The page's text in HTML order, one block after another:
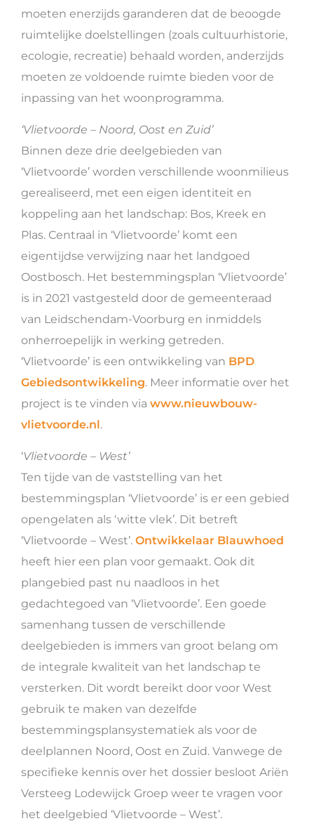
moeten enerzijds garanderen dat de beoogde
ruimtelijke doelstellingen (zoals cultuurhistorie,
ecologie, recreatie) behaald worden, anderzijds
moeten ze voldoende ruimte bieden voor de
inpassing van het woonprogramma.
‘Vlietvoorde – Noord, Oost en Zuid’
Binnen deze drie deelgebieden van
‘Vlietvoorde’ worden verschillende woonmilieus
gerealiseerd, met een eigen identiteit en
koppeling aan het landschap: Bos, Kreek en
Plas. Centraal in ‘Vlietvoorde’ komt een
eigentijdse verwijzing naar het landgoed
Oostbosch. Het bestemmingsplan ‘Vlietvoorde’
is in 2021 vastgesteld door de gemeenteraad
van Leidschendam-Voorburg en inmiddels
onherroepelijk in werking getreden.
‘Vlietvoorde’ is een ontwikkeling van BPD
Gebiedsontwikkeling. Meer informatie over het
project is te vinden via www.nieuwbouw-
vlietvoorde.nl.
‘Vlietvoorde – West’
Ten tijde van de vaststelling van het
bestemmingsplan ‘Vlietvoorde’ is er een gebied
opengelaten als ‘witte vlek’. Dit betreft
‘Vlietvoorde – West’. Ontwikkelaar Blauwhoed
heeft hier een plan voor gemaakt. Ook dit
plangebied past nu naadloos in het
gedachtegoed van ‘Vlietvoorde’. Een goede
samenhang tussen de verschillende
deelgebieden is immers van groot belang om
de integrale kwaliteit van het landschap te
versterken. Dit wordt bereikt door voor West
gebruik te maken van dezelfde
bestemmingsplansystematiek als voor de
deelplannen Noord, Oost en Zuid. Vanwege de
specifieke kennis over het dossier besloot Ariën
Versteeg Lodewijck Groep weer te vragen voor
het deelgebied ‘Vlietvoorde – West’.